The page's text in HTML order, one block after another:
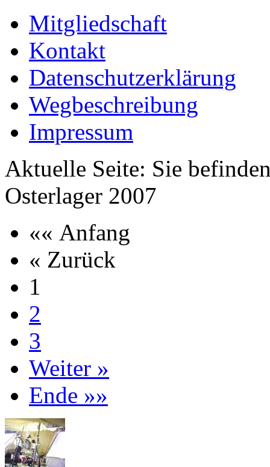
Mitgliedschaft
Kontakt
Datenschutzerklärung
Wegbeschreibung
Impressum
Aktuelle Seite: Sie
Osterlager 2007
«« Anfang
« Zurück
1
2
3
Weiter »
Ende »»